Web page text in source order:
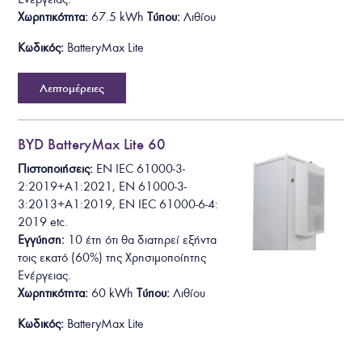
Χωρητικότητα: 67.5 kWh Τύπου: Λιθίου
Κωδικός: BatteryMax Lite
Λεπτομέρειες
BYD BatteryMax Lite 60
Πιστοποιήσεις: EN IEC 61000-3-
2:2019+A1:2021 , EN 61000-3-
3:2013+A1:2019, EN IEC 61000-6-4:
2019etc.
Εγγύηση: 10 έτη ότι θαδιατηρεί εξήντα
τοις εκατό (60%) της Χρησιμοποίητης
Ενέργειας.
Χωρητικότητα: 60 kWh Τύπου: Λιθίου
Κωδικός: BatteryMax Lite